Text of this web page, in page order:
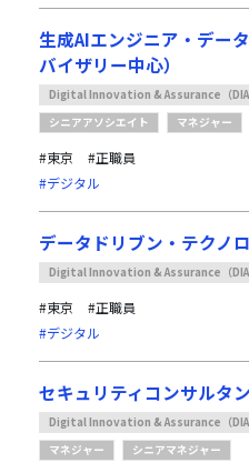
生成AIエンジニア・デー
バイザリー中心）
Digital Innovation & Assurance（DIA
シニアアソシエイト
マネジャー
#東京
#正職員
#デジタル
データドリブン・テクノ
Digital Innovation & Assurance（DIA
#東京
#正職員
#デジタル
セキュリティコンサルタ
Digital Innovation & Assurance（DIA
マネジャー
シニアマネジャー